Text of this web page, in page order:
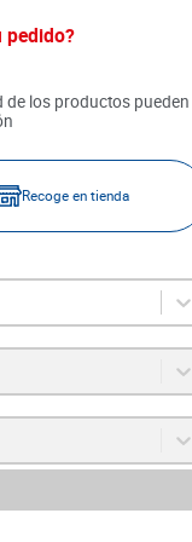
Alimento
Castrados x
Gramo: $39.88
$3390
pedido?
de los productos pueden
Recoge en tienda